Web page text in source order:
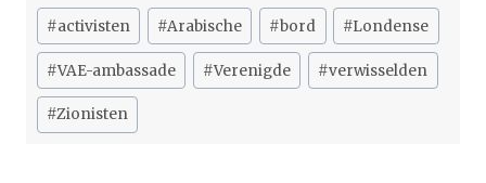
Bericht
tags:
#activisten #Arabische #bord #Londense
#VAE-ambassade #Verenigde #verwisselden
#Zionisten